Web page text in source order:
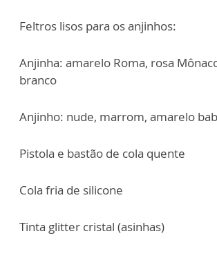
Feltros lisos para os anjinhos:
Anjinha: amarelo Roma, rosa
branco
Anjinho: nude, marrom, amarelo
Pistola e bastão de cola quente
Cola fria de silicone
Tinta glitter cristal (asinhas)